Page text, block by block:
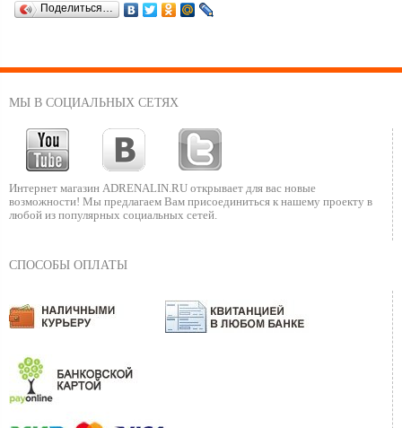
Поделиться…
МЫ В СОЦИАЛЬНЫХ СЕТЯХ
Интернет магазин ADRENALIN.RU открывает для вас новые
возможности! Мы предлагаем Вам присоединиться к нашему проекту в
любой из популярных социальных сетей.
СПОСОБЫ ОПЛАТЫ